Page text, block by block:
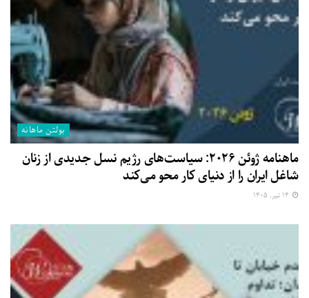
بولتن ماهانه
ماهنامه ژوئن ۲۰۲۶: سیاست‌های رژیم نسل جدیدی از زنان
شاغل ایران را از دنیای کار محو می‌کند